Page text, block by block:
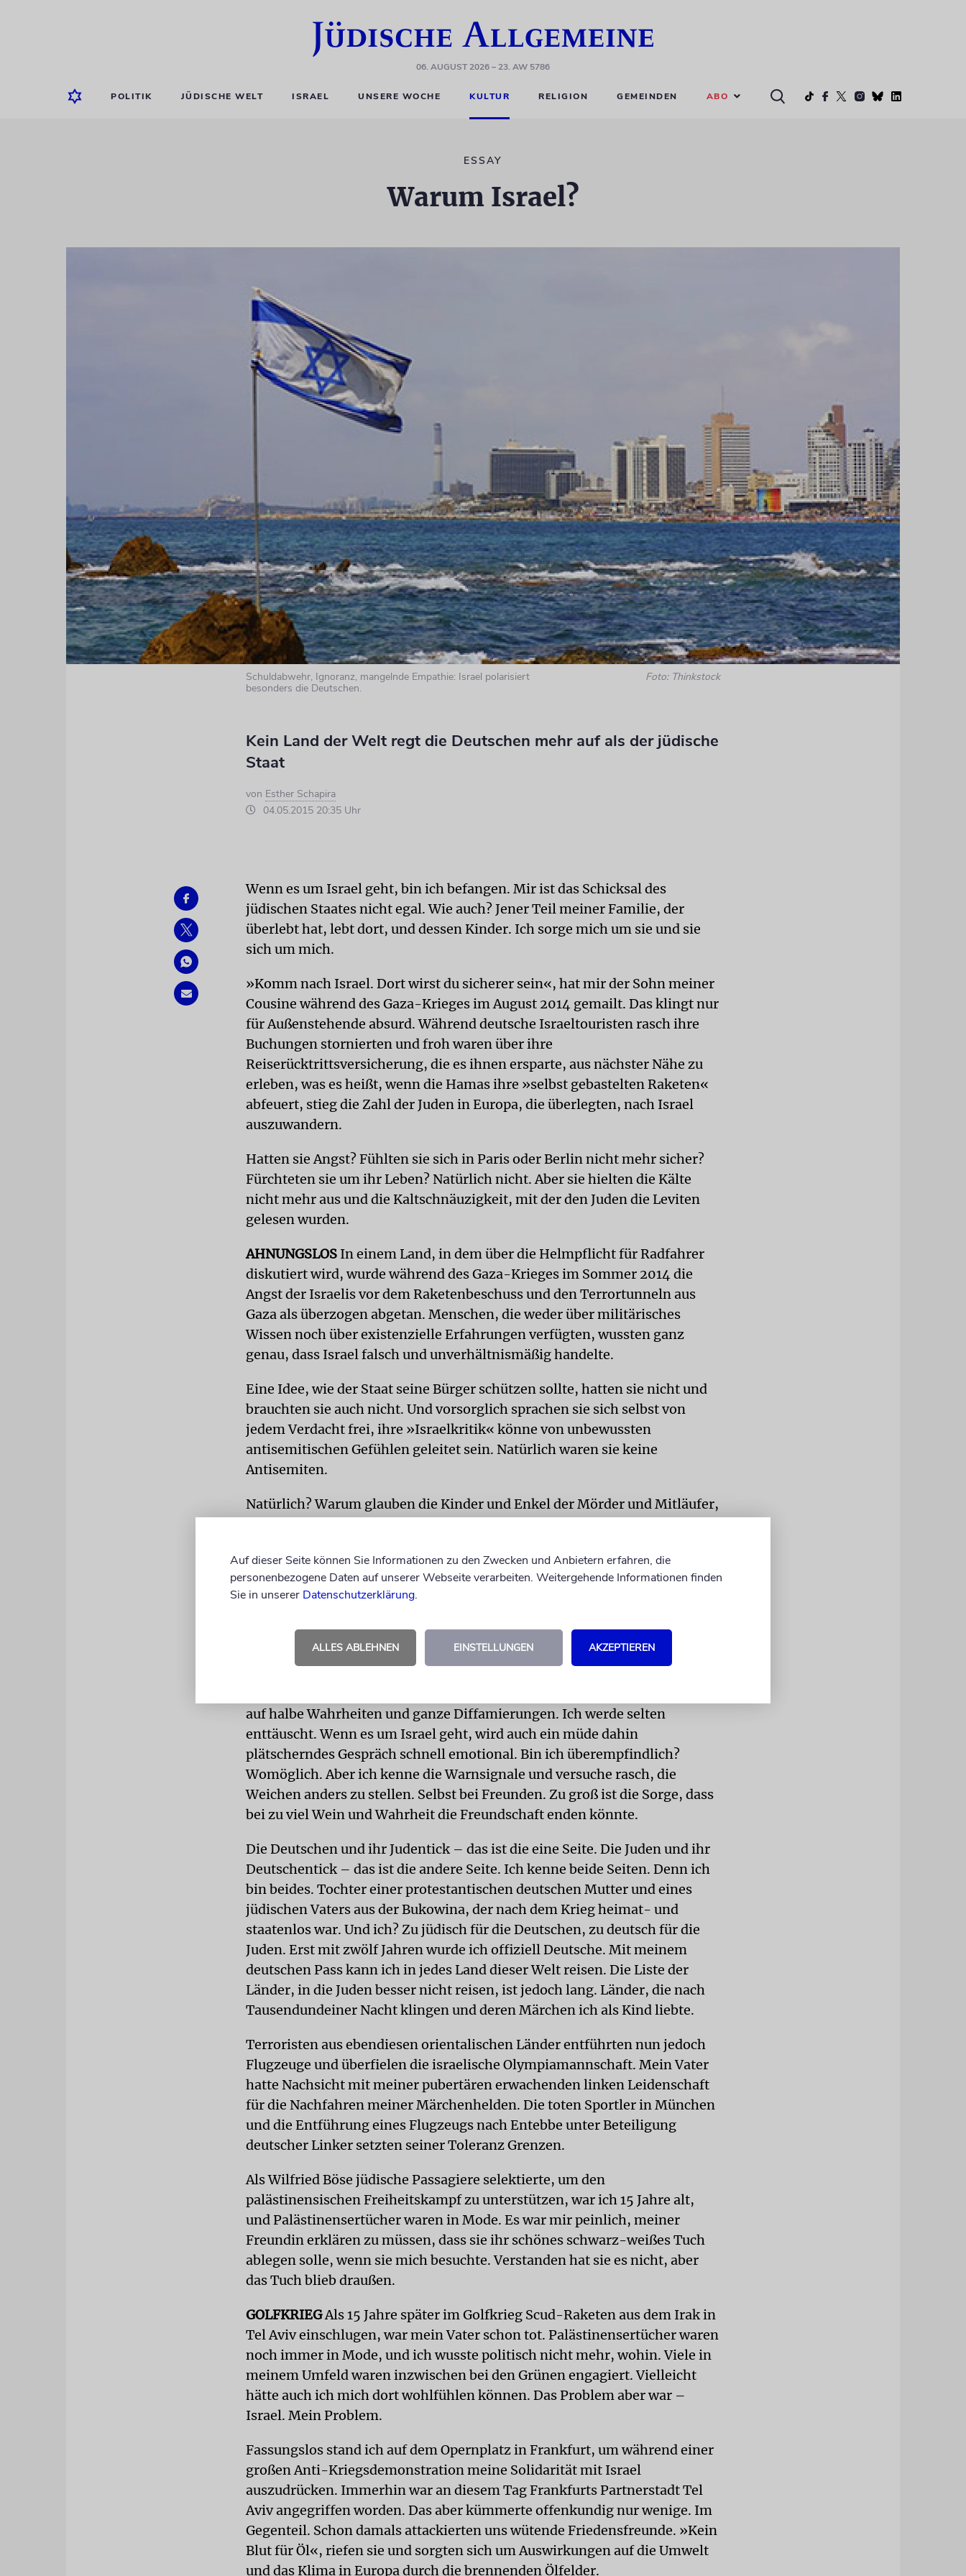
06. AUGUST 2026– 23. AW 5786
POLITIK JÜDISCHE WELT ISRAEL UNSERE WOCHE KULTUR RELIGION GEMEINDEN ABO
ESSAY
Warum Israel?
Schuldabwehr, Ignoranz, mangelnde Empathie: Israel polarisiert
besonders die Deutschen.
Foto: Thinkstock
Kein Land der Welt regt die Deutschen mehr auf als der jüdische
Staat
von Esther Schapira
04.05.2015 20:35 Uhr
Wenn es um Israel geht, bin ich befangen. Mir ist das Schicksal des
jüdischen Staates nicht egal. Wie auch? Jener Teil meiner Familie, der
überlebt hat, lebt dort, und dessen Kinder. Ich sorge mich um sie und sie
sich um mich.
»Komm nach Israel. Dort wirst du sicherer sein«, hat mir der Sohn meiner
Cousine während des Gaza-Krieges im August 2014 gemailt. Das klingt nur
für Außenstehende absurd. Während deutsche Israeltouristen rasch ihre
Buchungen stornierten und froh waren über ihre
Reiserücktrittsversicherung, die es ihnen ersparte, aus nächster Nähe zu
erleben, was es heißt, wenn die Hamas ihre »selbst gebastelten Raketen«
abfeuert, stieg die Zahl der Juden in Europa, die überlegten, nach Israel
auszuwandern.
Hatten sie Angst? Fühlten sie sich in Paris oder Berlin nicht mehr sicher?
Fürchteten sie um ihr Leben? Natürlich nicht. Aber sie hielten die Kälte
nicht mehr aus und die Kaltschnäuzigkeit, mit der den Juden die Leviten
gelesen wurden.
AHNUNGSLOS In einem Land, in dem über die Helmpflicht für Radfahrer
diskutiert wird, wurde während des Gaza-Krieges im Sommer 2014 die
Angst der Israelis vor dem Raketenbeschuss und den Terrortunneln aus
Gaza als überzogen abgetan. Menschen, die weder über militärisches
Wissen noch über existenzielle Erfahrungen verfügten, wussten ganz
genau, dass Israel falsch und unverhältnismäßig handelte.
Eine Idee, wie der Staat seine Bürger schützen sollte, hatten sie nicht und
brauchten sie auch nicht. Und vorsorglich sprachen sie sich selbst von
jedem Verdacht frei, ihre »Israelkritik« könne von unbewussten
antisemitischen Gefühlen geleitet sein. Natürlich waren sie keine
Antisemiten.
Natürlich? Warum glauben die Kinder und Enkel der Mörder und Mitläufer,
Opfer?
Echte, bekennende Antisemiten habe ich in meinem Leben nur wenige
Jahr für Jahr aufs Neue. Und ich weiß es, fühle es, wenn ich auf einen treffe.
auf halbe Wahrheiten und ganze Diffamierungen. Ich werde selten
enttäuscht. Wenn es um Israel geht, wird auch ein müde dahin
plätscherndes Gespräch schnell emotional. Bin ich überempfindlich?
Womöglich. Aber ich kenne die Warnsignale und versuche rasch, die
Weichen anders zu stellen. Selbst bei Freunden. Zu groß ist die Sorge, dass
bei zu viel Wein und Wahrheit die Freundschaft enden könnte.
Die Deutschen und ihr Judentick – das ist die eine Seite. Die Juden und ihr
Deutschentick – das ist die andere Seite. Ich kenne beide Seiten. Denn ich
bin beides. Tochter einer protestantischen deutschen Mutter und eines
jüdischen Vaters aus der Bukowina, der nach dem Krieg heimat- und
staatenlos war. Und ich? Zu jüdisch für die Deutschen, zu deutsch für die
Juden. Erst mit zwölf Jahren wurde ich offiziell Deutsche. Mit meinem
deutschen Pass kann ich in jedes Land dieser Welt reisen. Die Liste der
Länder, in die Juden besser nicht reisen, ist jedoch lang. Länder, die nach
Tausendundeiner Nacht klingen und deren Märchen ich als Kind liebte.
Terroristen aus ebendiesen orientalischen Länder entführten nun jedoch
Flugzeuge und überfielen die israelische Olympiamannschaft. Mein Vater
hatte Nachsicht mit meiner pubertären erwachenden linken Leidenschaft
für die Nachfahren meiner Märchenhelden. Die toten Sportler in München
und die Entführung eines Flugzeugs nach Entebbe unter Beteiligung
deutscher Linker setzten seiner Toleranz Grenzen.
Als Wilfried Böse jüdische Passagiere selektierte, um den
palästinensischen Freiheitskampf zu unterstützen, war ich 15 Jahre alt,
und Palästinensertücher waren in Mode. Es war mir peinlich, meiner
Freundin erklären zu müssen, dass sie ihr schönes schwarz-weißes Tuch
ablegen solle, wenn sie mich besuchte. Verstanden hat sie es nicht, aber
das Tuch blieb draußen.
GOLFKRIEGAls 15 Jahre später im Golfkrieg Scud-Raketen aus dem Irak in
Tel Aviv einschlugen, war mein Vater schon tot. Palästinensertücher waren
noch immer in Mode, und ich wusste politisch nicht mehr, wohin. Viele in
meinem Umfeld waren inzwischen bei den Grünen engagiert. Vielleicht
hätte auch ich mich dort wohlfühlen können. Das Problem aber war –
Israel. Mein Problem.
Fassungslos stand ich auf dem Opernplatz in Frankfurt, um während einer
großen Anti-Kriegsdemonstration meine Solidarität mit Israel
auszudrücken. Immerhin war an diesem Tag Frankfurts Partnerstadt Tel
Aviv angegriffen worden. Das aber kümmerte offenkundig nur wenige. Im
Gegenteil. Schon damals attackierten uns wütende Friedensfreunde. »Kein
Blut für Öl«, riefen sie und sorgten sich um Auswirkungen auf die Umwelt
und das Klima in Europa durch die brennenden Ölfelder.
Auf dieser Seite können Sie Informationen zu den Zwecken und Anbietern erfahren, die
personenbezogene Daten auf unserer Webseite verarbeiten. Weitergehende Informationen finden
Sie in unserer Datenschutzerklärung.
ALLES ABLEHNEN EINSTELLUNGEN AKZEPTIEREN